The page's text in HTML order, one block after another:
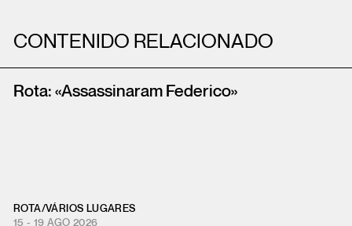
CONTENIDO RELACIONADO
Rota: «Assassinaram Federico»
ROTA/VÁRIOS LUGARES
15 - 19 AGO 2026